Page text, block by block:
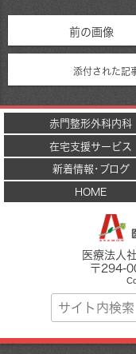
前の画像
添付された記
赤門整形外科内科
在宅支援サービス
新着情報･ブログ
HOME
医療法人
〒294-